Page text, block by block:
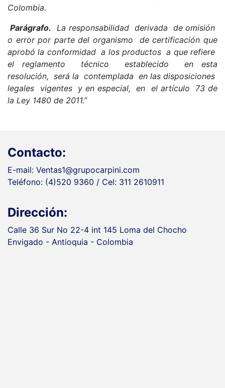
Colombia.
Parágrafo.
La responsabilidad derivada de omisión
o error por parte del organismo de certificación que
aprobó la conformidad a los productos a que refiere
el reglamento técnico establecido en esta
resolución, será la contemplada en las disposiciones
legales vigentes y en especial, en el artículo 73 de
la Ley 1480 de 2011.”
Contacto:
E-mail: Ventas1@grupocarpini.com
Teléfono: (4)520 9360 / Cel: 311 2610911
Dirección:
Calle 36 Sur No 22-4 int 145 Loma del Chocho
Envigado - Antioquia - Colombia